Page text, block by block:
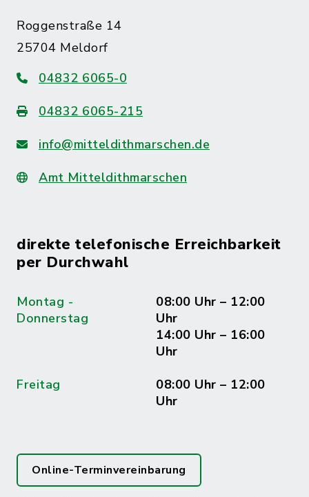
Roggenstraße 14
25704 Meldorf
04832 6065-0
04832 6065-215
info@mitteldithmarschen.de
Amt Mitteldithmarschen
direkte telefonische Erreichbarkeit
per Durchwahl
Montag -
Donnerstag
08:00 Uhr – 12:00
Uhr
14:00 Uhr – 16:00
Uhr
Freitag
08:00 Uhr – 12:00
Uhr
Online-Terminvereinbarung